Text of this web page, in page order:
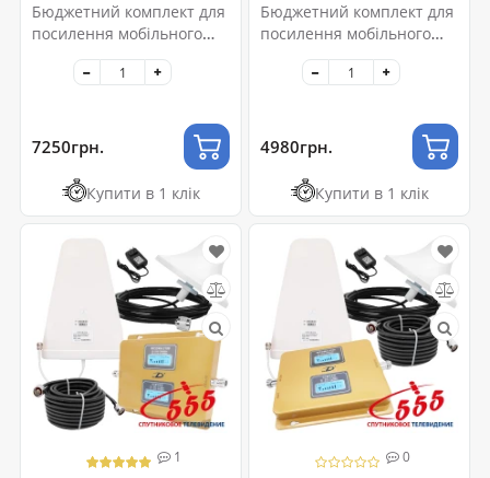
Бюджетний комплект для
посилення мобільного
зв'язку 2G/3G/4G
7250грн.
Купити в 1 клік
Бюджетний комплект для
посилення мобільного
зв'язку 4G-LTE
4980грн.
Купити в 1 клік
1 0